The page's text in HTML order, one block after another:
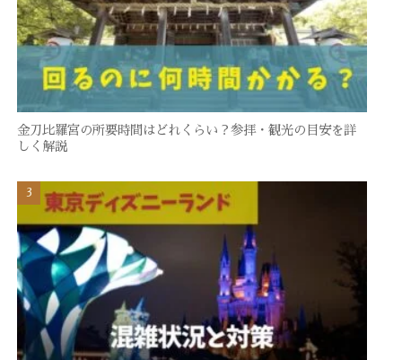
金刀比羅宮の所要時間はどれくらい？参拝・観光の目安を詳
しく解説